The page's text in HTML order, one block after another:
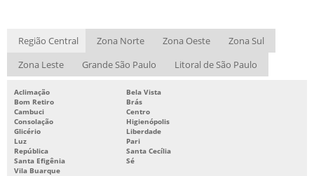
Região Central Zona Norte Zona Oeste
Zona Sul
Zona Leste
Grande São Paulo Litoral de São Paulo
Aclimação
Bela Vista
Bom Retiro
Brás
Cambuci
Centro
Consolação
Higienópolis
Glicério
Liberdade
Luz
Pari
República
Santa Cecília
Santa Efigênia
Sé
Vila Buarque